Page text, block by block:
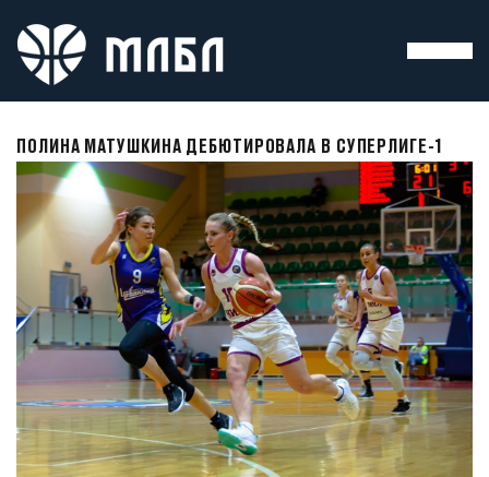
ПОЛИНА МАТУШКИНА ДЕБЮТИРОВАЛА В СУПЕРЛИГЕ-1